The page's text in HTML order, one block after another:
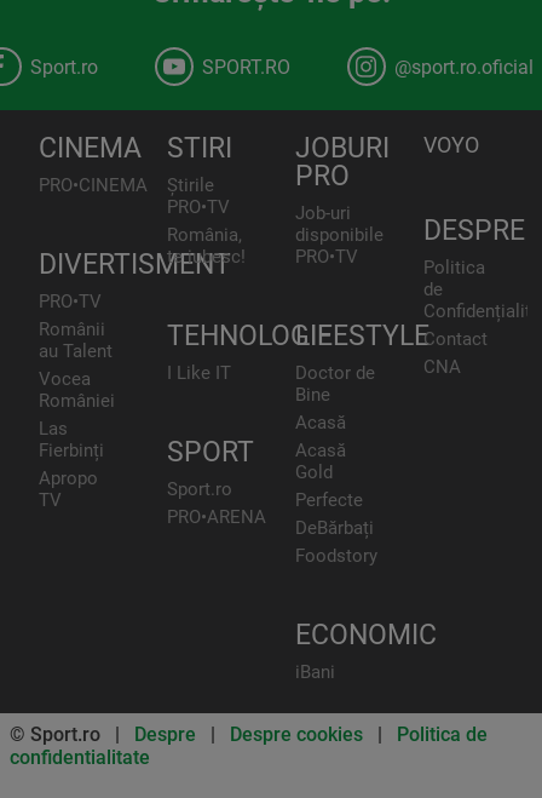
Sport.ro SPORT.RO @sport.ro.oficial
CINEMA
PRO•CINEMA
DIVERTISMENT
PRO•TV
Românii
au Talent
Vocea
României
Las
Fierbinți
Apropo
TV
STIRI
Știrile
PRO•TV
România,
te iubesc!
TEHNOLOGIE
I Like IT
SPORT
Sport.ro
PRO•ARENA
JOBURI
PRO
Job-uri
disponibile
PRO•TV
LIFESTYLE
Doctor de
Bine
Acasă
Acasă
Gold
Perfecte
DeBărbați
Foodstory
ECONOMIC
iBani
VOYO
DESPRE
Politica
de
Contact
CNA
© Sport.ro | Despre | Despre cookies | Politica de
confidentialitate